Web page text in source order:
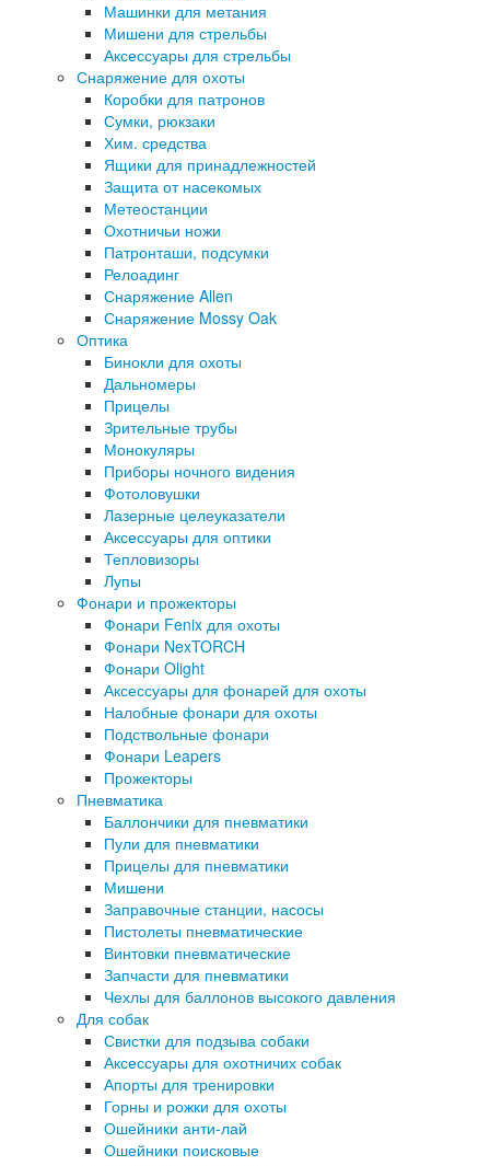
Машинки для метания
Мишени для стрельбы
Аксессуары для стрельбы
Снаряжение для охоты
Коробки для патронов
Сумки, рюкзаки
Хим. средства
Ящики для принадлежностей
Защита от насекомых
Метеостанции
Охотничьи ножи
Патронташи, подсумки
Релоадинг
Снаряжение Allen
Снаряжение Mossy Oak
Оптика
Бинокли для охоты
Дальномеры
Прицелы
Зрительные трубы
Монокуляры
Приборы ночного видения
Фотоловушки
Лазерные целеуказатели
Аксессуары для оптики
Тепловизоры
Лупы
Фонари и прожекторы
Фонари Fenix для охоты
Фонари NexTORCH
Фонари Olight
Аксессуары для фонарей для охоты
Налобные фонари для охоты
Подствольные фонари
Фонари Leapers
Прожекторы
Пневматика
Баллончики для пневматики
Пули для пневматики
Прицелы для пневматики
Мишени
Заправочные станции, насосы
Пистолеты пневматические
Винтовки пневматические
Запчасти для пневматики
Чехлы для баллонов высокого давления
Для собак
Свистки для подзыва собаки
Аксессуары для охотничих собак
Апорты для тренировки
Горны и рожки для охоты
Ошейники анти-лай
Ошейники поисковые